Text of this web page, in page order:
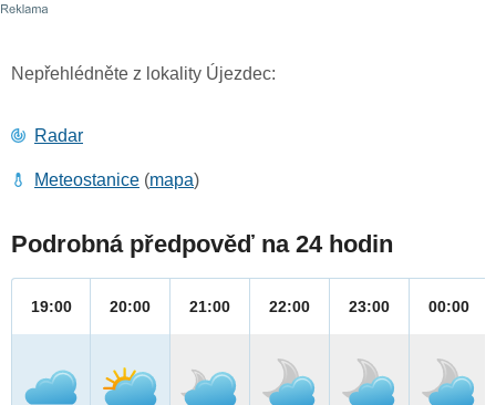
Nepřehlédněte z lokality Újezdec:
Radar
Meteostanice (mapa)
Podrobná předpověď na 24 hodin
19:00 20:00 21:00 22:00 23:00 00:00